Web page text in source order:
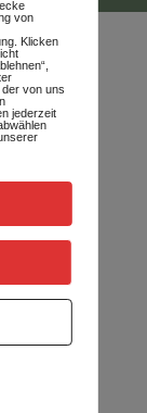
von
Klicken
der von uns
jederzeit